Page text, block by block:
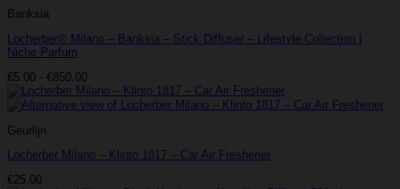
Banksia
Locherber® Milano – Banksia – Stick Diffuser – Lifestyle Collection |
Niche Parfum
€5.00 - €850.00Prijsklasse:
€5.00
tot
Geurlijn
Locherber Milano – Klinto 1817 – Car Air Freshener
€25.00